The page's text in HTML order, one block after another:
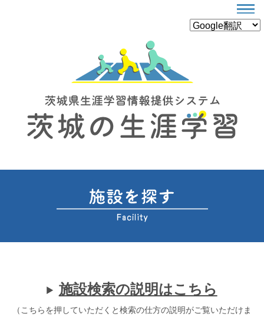
施設検索の説明はこちら
（こちらを押していただくと検索の仕方の説明がご覧いただけま